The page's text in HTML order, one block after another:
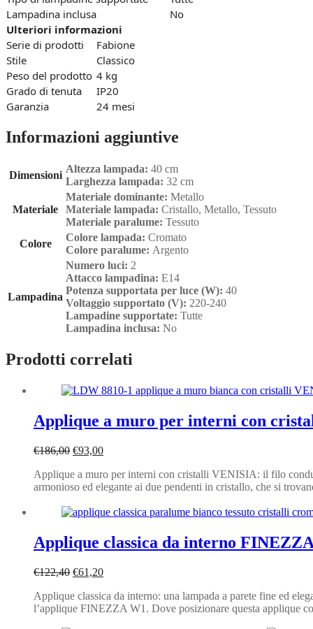
Lampadina inclusa
No
Ulteriori informazioni
Serie di prodotti
Fabione
Stile
Classico
Peso del prodotto 4 kg
Grado di tenuta
IP20
Garanzia
24 mesi
Informazioni aggiuntive
Dimensioni
Altezza lampada: 40 cm
Larghezza lampada: 32 cm
Materiale
Materiale dominante: Metallo
Materiale lampada: Cristallo, Metallo, Tessuto
Materiale paralume: Tessuto
Colore
Colore lampada: Cromato
Colore paralume: Argento
Lampadina
Numero luci: 2
Attacco lampadina: E14
Potenza supportata per luce (W): 40
Voltaggio supportato (V): 220-240
Lampadine supportate: Tutte
Lampadina inclusa: No
Prodotti correlati
Applique a muro per interni con
€186,00 Il
originale
era:
€93,00Il
attuale
è:
Applique a muro per interni con cristalli VENISIA: il filo
armonioso ed elegante ai due pendenti in cristallo, che si
Applique classica da interno
€122,40 Il
originale
era:
€61,20Il
attuale
è:
Applique classica da interno: una lampada a parete fine ed
l’applique FINEZZA W1. Dove posizionare questa applique